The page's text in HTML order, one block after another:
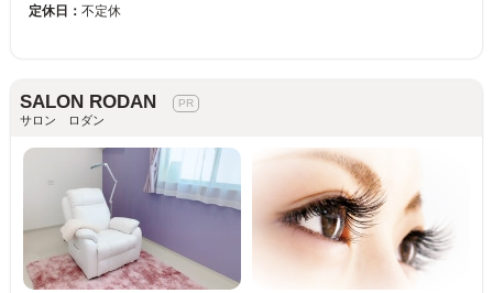
定休日： 不定休
SALON RODAN
サロン ロダン